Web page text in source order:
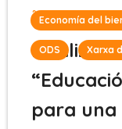
Economía del
ODS Xarxa
2 de marzo de
Finaliza
para una